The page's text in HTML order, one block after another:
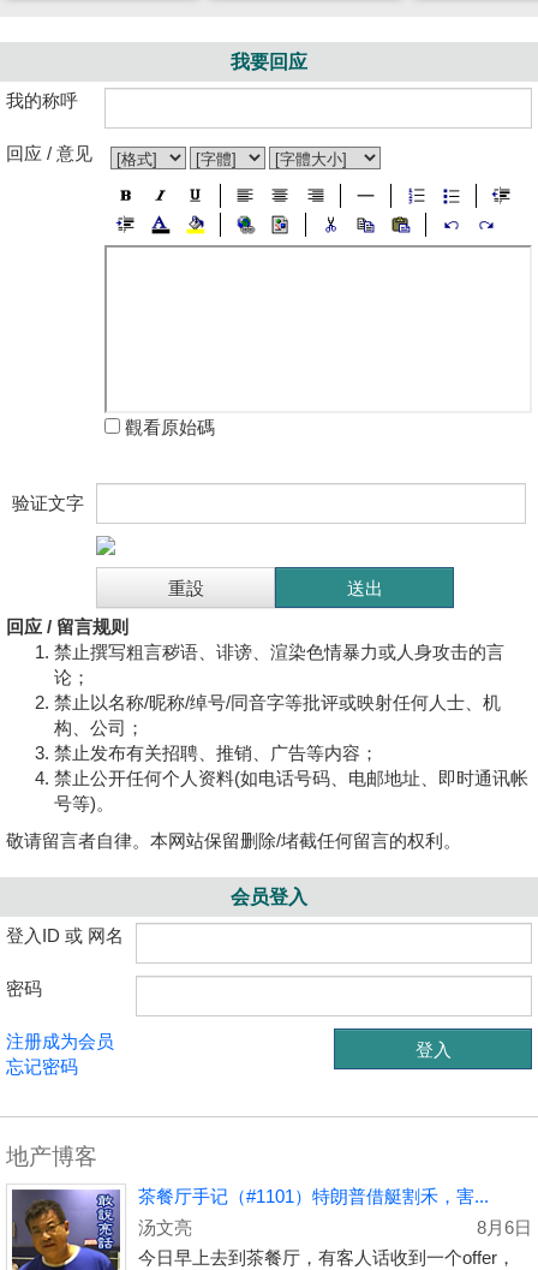
我要回应
我的称呼
回应 / 意见
觀看原始碼
验证文字
回应 / 留言规则
禁止撰写粗言秽语、诽谤、渲染色情暴力或人身攻击的言
论；
禁止以名称/昵称/绰号/同音字等批评或映射任何人士、机
构、公司；
禁止发布有关招聘、推销、广告等内容；
禁止公开任何个人资料(如电话号码、电邮地址、即时通讯帐
号等)。
敬请留言者自律。本网站保留删除/堵截任何留言的权利。
会员登入
登入ID 或 网名
密码
注册成为会员
忘记密码
地产博客
茶餐厅手记（#1101）特朗普借艇割禾，害...
汤文亮
8月6日
今日早上去到茶餐厅，有客人话收到一个offer，